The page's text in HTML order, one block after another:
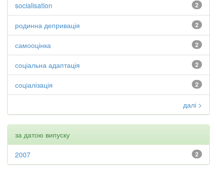
2
socialisation
2
родинна депривація
2
самооцінка
2
соціальна адаптація
2
соціалізація
далі >
за датою випуску
2
2007